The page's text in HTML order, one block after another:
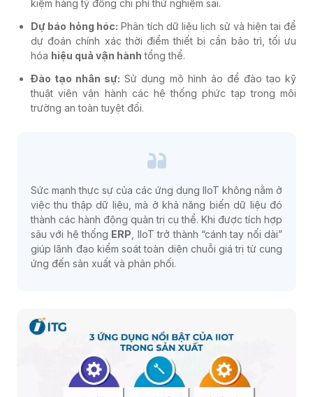
kiệm hàng tỷ đồng chi phí thử nghiệm sai.
Dự báo hỏng hóc: Phân tích dữ liệu lịch sử và hiện tại để
dự đoán chính xác thời điểm thiết bị cần bảo trì, tối ưu
hóa hiệu quả vận hành tổng thể.
Đào tạo nhân sự: Sử dụng mô hình ảo để đào tạo kỹ
thuật viên vận hành các hệ thống phức tạp trong môi
trường an toàn tuyệt đối.
Sức mạnh thực sự của các ứng dụng IIoT không nằm ở
việc thu thập dữ liệu, mà ở khả năng biến dữ liệu đó
thành các hành động quản trị cụ thể. Khi được tích hợp
sâu với hệ thống ERP , IIoT trở thành “cánh tay nối dài”
giúp lãnh đạo kiểm soát toàn diện chuỗi giá trị từ cung
ứng đến sản xuất và phân phối.